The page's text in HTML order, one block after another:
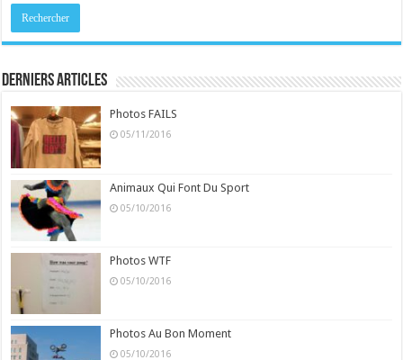
Derniers Articles
Photos FAILS
05/11/2016
Animaux Qui Font Du Sport
05/10/2016
Photos WTF
05/10/2016
Photos Au Bon Moment
05/10/2016